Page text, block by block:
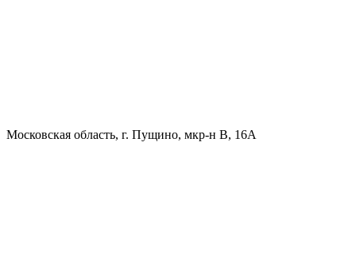
Московская область, г. Пущино, мкр-н В, 16А